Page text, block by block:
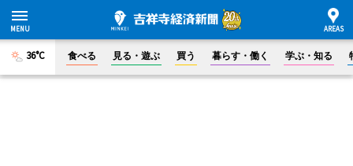
36°C 食べる 見る・遊ぶ 買う 暮らす・働く 学ぶ・知る